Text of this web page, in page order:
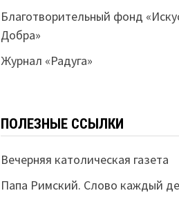
Благотворительный фонд
Добра»
Журнал «Радуга»
ПОЛЕЗНЫЕ ССЫЛКИ
Вечерняя католическая газета
Папа Римский. Слово каждый